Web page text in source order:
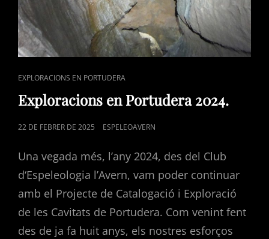
CAT
LINKS
EXPLORACIONS EN PORTUDERA
Exploracions en Portudera 2024.
POSTED
22 DE FEBRER DE 2025 ESPELEOAVERN
Una vegada més, l’any 2024, des del Club
d‘Espeleologia l’Avern, vam poder continuar
amb el Projecte de Catalogació i Exploració
de les Cavitats de Portudera. Com venint fent
des de ja fa huit anys, els nostres esforços